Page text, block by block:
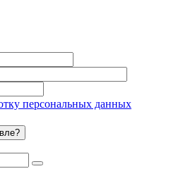
персональных данных